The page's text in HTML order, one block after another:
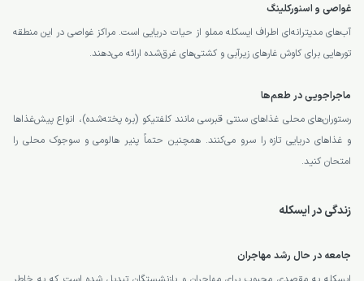
غواصی و اسنورکلینگ
آب‌های مدیترانه‌ای اطراف ایسکله مملو از حیات دریایی است. مراکز غواصی در این منطقه
تورهایی برای کاوش غارهای زیرآبی و کشتی‌های غرق‌شده ارائه می‌دهند.
ماجراجویی در طعم‌ها
رستوران‌های محلی غذاهای سنتی قبرسی مانند کلفتیکو (بره پخته‌شده)، انواع پیش‌غذاها
و غذاهای دریایی تازه را سرو می‌کنند. همچنین حتماً پنیر هالومی و سوجوک محلی را
امتحان کنید.
زندگی در ایسکله
جامعه در حال رشد مهاجران